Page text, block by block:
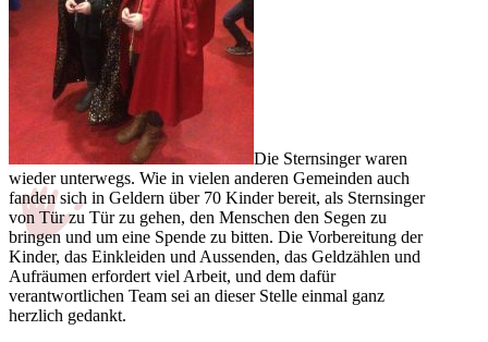
Die Sternsinger waren
wieder unterwegs. Wie in vielen anderen Gemeinden auch
fanden sich in Geldern über 70 Kinder bereit, als Sternsinger
von Tür zu Tür zu gehen, den Menschen den Segen zu
bringen und um eine Spende zu bitten. Die Vorbereitung der
Kinder, das Einkleiden und Aussenden, das Geldzählen und
Aufräumen erfordert viel Arbeit, und dem dafür
verantwortlichen Team sei an dieser Stelle einmal ganz
herzlich gedankt.